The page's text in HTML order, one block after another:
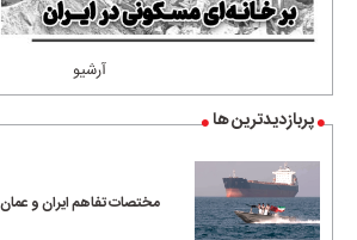
آرشیو
پربازدیدترین ها
مختصات تفاهم ایران و عمان